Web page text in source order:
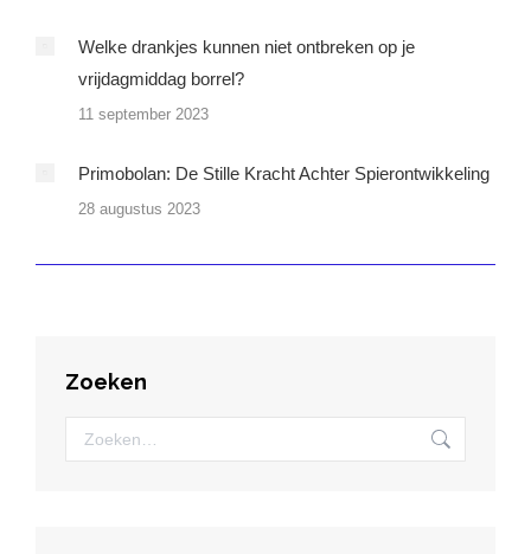
Welke drankjes kunnen niet ontbreken op je
vrijdagmiddag borrel?
11 september 2023
Primobolan: De Stille Kracht Achter Spierontwikkeling
28 augustus 2023
Zoeken
Zoeken: